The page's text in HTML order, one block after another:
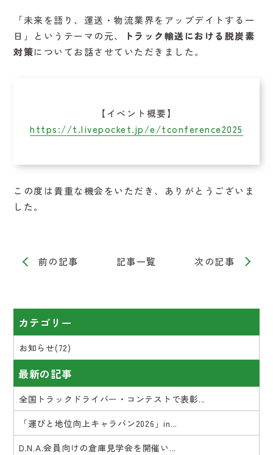
「未来を語り、運送・物流業界をアップデイトする一
日」というテーマの元、
トラック輸送における脱炭素
対策についてお話させていただきました。
【イベント概要】
https://t.livepocket.jp/e/tconference2025
この度は貴重な機会をいただき、ありがとうございま
した。
前の記事 記事一覧 次の記事
カテゴリー
お知らせ(72)
最新の記事
全国トラックドライバー・コンテストで表彰...
「運びと地位向上キャラバン2026」in...
D.N.A.会員向けの倉庫見学会を開催い...